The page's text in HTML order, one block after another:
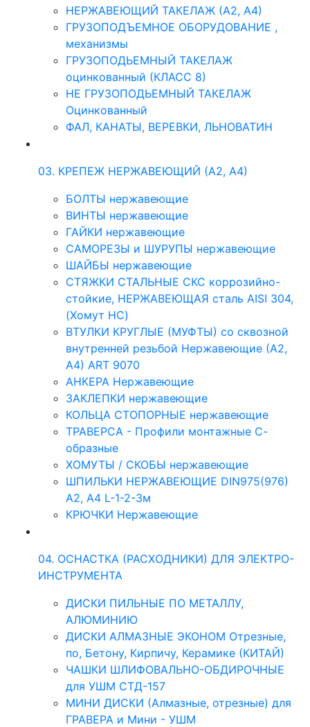
НЕРЖАВЕЮЩИЙ ТАКЕЛАЖ (А2, А4)
ГРУЗОПОДЪЕМНОЕ ОБОРУДОВАНИЕ ,
механизмы
ГРУЗОПОДЬЕМНЫЙ ТАКЕЛАЖ
оцинкованный (КЛАСС 8)
НЕ ГРУЗОПОДЬЕМНЫЙ ТАКЕЛАЖ
Оцинкованный
ФАЛ, КАНАТЫ, ВЕРЕВКИ, ЛЬНОВАТИН
03. КРЕПЕЖ НЕРЖАВЕЮЩИЙ (А2, А4)
БОЛТЫ нержавеющие
ВИНТЫ нержавеющие
ГАЙКИ нержавеющие
САМОРЕЗЫ и ШУРУПЫ нержавеющие
ШАЙБЫ нержавеющие
СТЯЖКИ СТАЛЬНЫЕ СКС коррозийно-
стойкие, НЕРЖАВЕЮЩАЯ сталь AISI 304,
(Хомут НС)
ВТУЛКИ КРУГЛЫЕ (МУФТЫ) со сквозной
внутренней резьбой Нержавеющие (А2,
А4) ART 9070
АНКЕРА Нержавеющие
ЗАКЛЕПКИ нержавеющие
КОЛЬЦА СТОПОРНЫЕ нержавеющие
ТРАВЕРСА - Профили монтажные С-
образные
ХОМУТЫ / СКОБЫ нержавеющие
ШПИЛЬКИ НЕРЖАВЕЮЩИЕ DIN975(976)
A2, А4 L-1-2-3м
КРЮЧКИ Нержавеющие
04. ОСНАСТКА (РАСХОДНИКИ) ДЛЯ ЭЛЕКТРО-
ИНСТРУМЕНТА
ДИСКИ ПИЛЬНЫЕ ПО МЕТАЛЛУ,
АЛЮМИНИЮ
ДИСКИ АЛМАЗНЫЕ ЭКОНОМ Отрезные,
по, Бетону, Кирпичу, Керамике (КИТАЙ)
ЧАШКИ ШЛИФОВАЛЬНО-ОБДИРОЧНЫЕ
для УШМ СТД-157
МИНИ ДИСКИ (Алмазные, отрезные) для
ГРАВЕРА и Мини - УШМ